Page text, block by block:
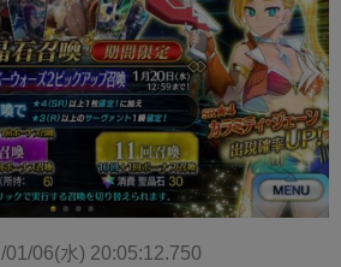
01/06(水) 20:05:12.750